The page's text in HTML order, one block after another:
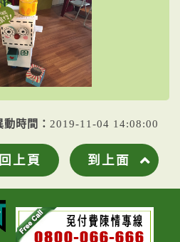
時間： 2019-11-04 14:08:00
回上頁 到上面